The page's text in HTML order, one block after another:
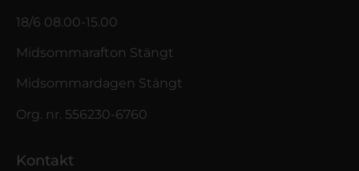
18/6 08.00-15.00
Midsommarafton Stängt
Midsommardagen Stängt
Org. nr. 556230-6760
Kontakt